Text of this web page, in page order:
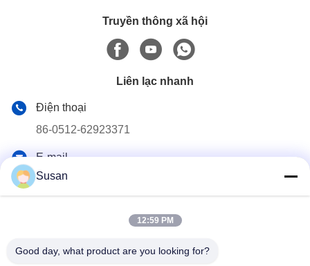
Truyền thông xã hội
Liên lạc nhanh
Điện thoại
86-0512-62923371
E-mail
susan@first-plastic.com
tầng 3, khối C, số 80 đường Tongyuan Suzhou Công viên
Susan
12:59 PM
Good day, what product are you looking for?